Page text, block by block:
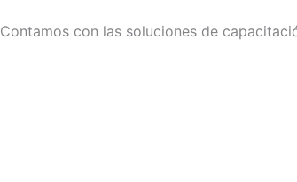
Contamos con las soluciones de